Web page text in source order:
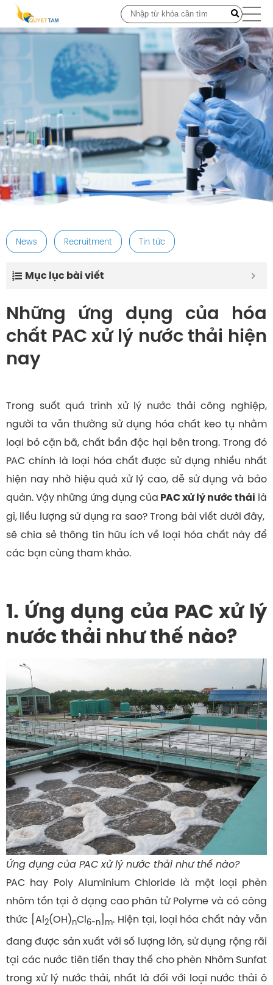
post
News Recruitment Tin tức
Mục lục bài viết
Những ứng dụng của hóa
chất PAC xử lý nước thải hiện
nay
Trong suốt quá trình xử lý nước thải công nghiệp,
người ta vẫn thường sử dụng hóa chất keo tụ nhằm
loại bỏ cặn bã, chất bẩn độc hại bên trong. Trong đó
PAC chính là loại hóa chất được sử dụng nhiều nhất
hiện nay nhờ hiệu quả xử lý cao, dễ sử dụng và bảo
quản. Vậy những ứng dụng của PAC xử lý nước thải là
gì, liều lượng sử dụng ra sao? Trong bài viết dưới đây,
sẽ chia sẻ thông tin hữu ích về loại hóa chất này để
các bạn cùng tham khảo.
1. Ứng dụng của PAC xử lý
nước thải như thế nào?
Ứng dụng của PAC xử lý nước thải như thế nào?
PAC hay Poly Aluminium Chloride là một loại phèn
nhôm tồn tại ở dạng cao phân tử Polyme và có công
thức [Al2(OH)nCl6-n] m. Hiện tại, loại hóa chất này vẫn
đang được sản xuất với số lượng lớn, sử dụng rộng rãi
tại các nước tiên tiến thay thế cho phèn Nhôm Sunfat
trong xử lý nước thải, nhất là đối với loại nước thải ô